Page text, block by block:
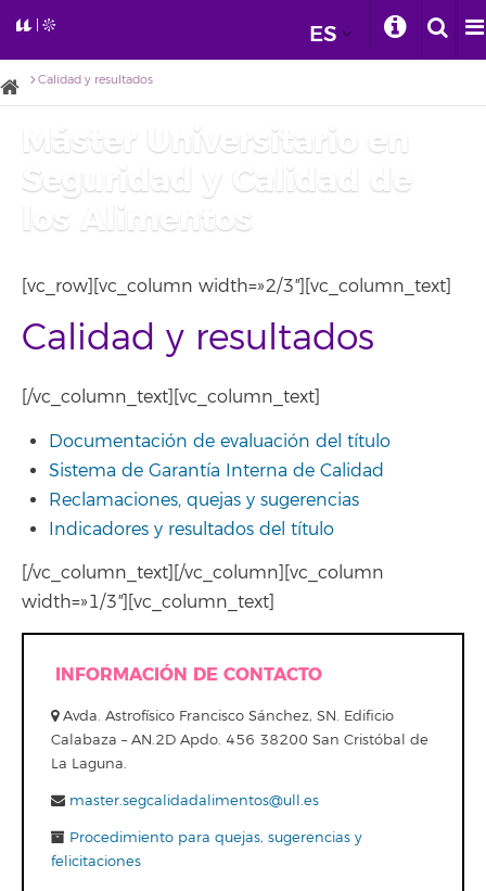
ES
Calidad y resultados
Máster Universitario en
Seguridad y Calidad de
los Alimentos
[vc_row][vc_column width=»2/3″][vc_column_text]
Calidad y resultados
[/vc_column_text][vc_column_text]
Documentación de evaluación del título
Sistema de Garantía Interna de Calidad
Reclamaciones, quejas y sugerencias
Indicadores y resultados del título
[/vc_column_text][/vc_column][vc_column
width=»1/3″][vc_column_text]
INFORMACIÓN DE CONTACTO
Avda. Astrofísico Francisco Sánchez, SN. Edificio
Calabaza – AN.2D Apdo. 456 38200 San Cristóbal de
La Laguna.
master.segcalidadalimentos@ull.es
Procedimiento para quejas, sugerencias y
felicitaciones